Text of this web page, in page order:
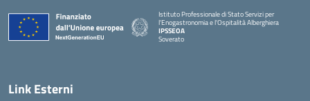
Istituto Professionale di Stato Servizi per
l'Enogastronomia e l'Ospitalità Alberghiera
IPSSEOA
Soverato
Link Esterni